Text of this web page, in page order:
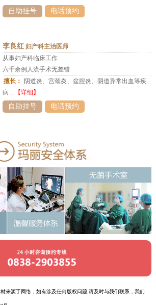
自助挂号 电话预约
李良红妇产科主治医师
从事妇产科临床工作
六千余例人流手术无差错
擅长：
阴道炎、宫颈炎、盆腔炎、阴道异常出血等疾
病… 【详细】
自助挂号 电话预约
来源于网络，如有涉及任何版权问题,请及时与我们联系，我们